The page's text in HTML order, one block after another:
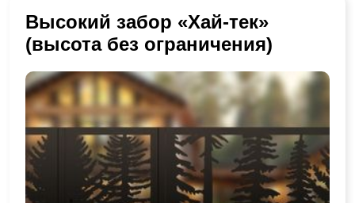
Высокий забор «Хай-тек»
(высота без ограничения)